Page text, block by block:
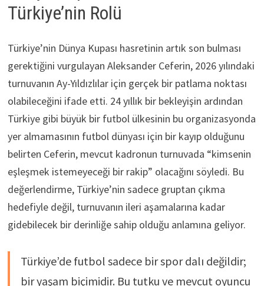
Türkiye’nin Rolü
Türkiye’nin Dünya Kupası hasretinin artık son bulması
gerektiğini vurgulayan Aleksander Ceferin, 2026 yılındaki
turnuvanın Ay-Yıldızlılar için gerçek bir patlama noktası
olabileceğini ifade etti. 24 yıllık bir bekleyişin ardından
Türkiye gibi büyük bir futbol ülkesinin bu organizasyonda
yer almamasının futbol dünyası için bir kayıp olduğunu
belirten Ceferin, mevcut kadronun turnuvada “kimsenin
eşleşmek istemeyeceği bir rakip” olacağını söyledi. Bu
değerlendirme, Türkiye’nin sadece gruptan çıkma
hedefiyle değil, turnuvanın ileri aşamalarına kadar
gidebilecek bir derinliğe sahip olduğu anlamına geliyor.
Türkiye’de futbol sadece bir spor dalı değildir;
bir yaşam biçimidir. Bu tutku ve mevcut oyuncu